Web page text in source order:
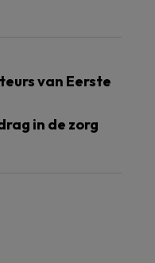
van Eerste
in de zorg